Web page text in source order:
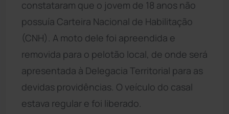
constataram que o jovem de 18 anos não
possuía Carteira Nacional de Habilitação
(CNH). A moto dele foi apreendida e
removida para o pelotão local, de onde será
apresentada à Delegacia Territorial para as
devidas providências. O veículo do casal
estava regular e foi liberado.